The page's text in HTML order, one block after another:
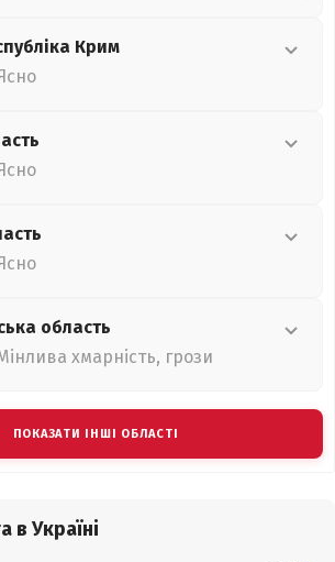
Крим
область
хмарність, грози
ПОКАЗАТИ ІНШІ ОБЛАСТІ
в Україні